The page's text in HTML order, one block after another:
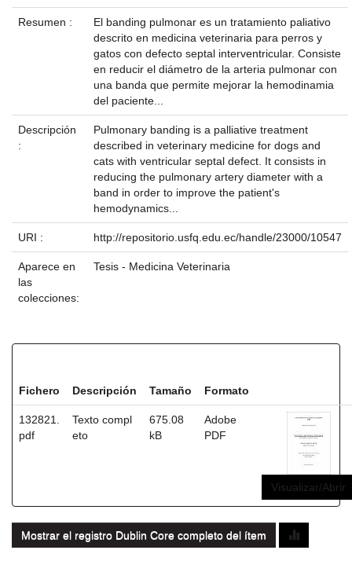
Resumen :
El banding pulmonar es un tratamiento paliativo
descrito en medicina veterinaria para perros y
gatos con defecto septal interventricular. Consiste
en reducir el diámetro de la arteria pulmonar con
una banda que permite mejorar la hemodinamia
del paciente...
Descripción
:
Pulmonary banding is a palliative treatment
described in veterinary medicine for dogs and
cats with ventricular septal defect. It consists in
reducing the pulmonary artery diameter with a
band in order to improve the patient's
hemodynamics...
URI : http://repositorio.usfq.edu.ec/handle/23000/10547
Aparece en
las
colecciones:
Tesis - Medicina Veterinaria
Fichero Descripción Tamaño Formato
132821.
pdf
Texto compl
eto
675.08
kB
Adobe
PDF
Visualizar/Abrir
Mostrar el registro Dublin Core completo del ítem